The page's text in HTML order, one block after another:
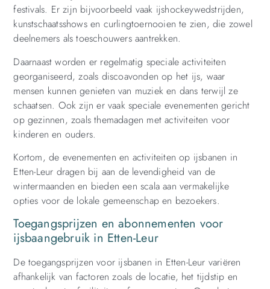
festivals. Er zijn bijvoorbeeld vaak ijshockeywedstrijden,
kunstschaatsshows en curlingtoernooien te zien, die zowel
deelnemers als toeschouwers aantrekken.
Daarnaast worden er regelmatig speciale activiteiten
georganiseerd, zoals discoavonden op het ijs, waar
mensen kunnen genieten van muziek en dans terwijl ze
schaatsen. Ook zijn er vaak speciale evenementen gericht
op gezinnen, zoals themadagen met activiteiten voor
kinderen en ouders.
Kortom, de evenementen en activiteiten op ijsbanen in
Etten-Leur dragen bij aan de levendigheid van de
wintermaanden en bieden een scala aan vermakelijke
opties voor de lokale gemeenschap en bezoekers.
Toegangsprijzen en abonnementen voor
ijsbaangebruik in Etten-Leur
De toegangsprijzen voor ijsbanen in Etten-Leur variëren
afhankelijk van factoren zoals de locatie, het tijdstip en